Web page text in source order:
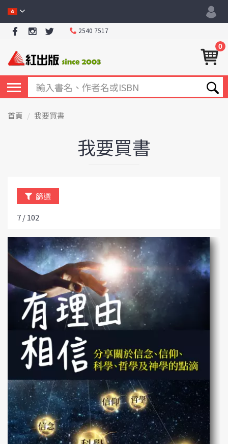
2540 7517
0
首頁 我要買書
我要買書
篩選
7 / 102